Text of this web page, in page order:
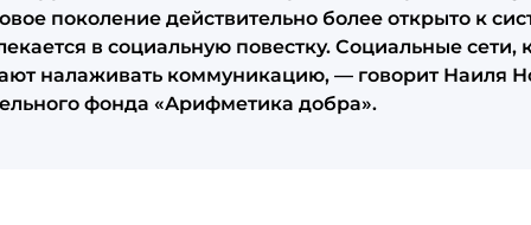
поколение действительно более открыто к
в социальную повестку. Социальные сети,
налаживать коммуникацию, — говорит Наиля
фонда «Арифметика добра».